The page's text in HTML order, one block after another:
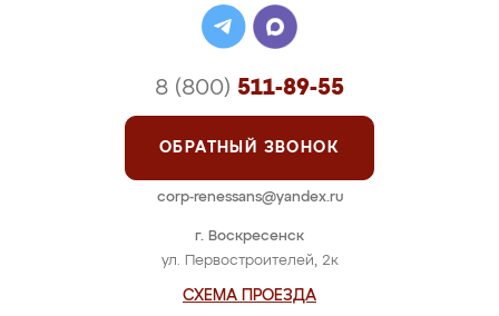
г. Воскресенск
ул. Первостроителей, 2к
СХЕМА ПРОЕЗДА
8 (800) 511-89-55
ОБРАТНЫЙ ЗВОНОК
corp-renessans@yandex.ru